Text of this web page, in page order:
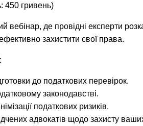
450 гривень)
вебінар, де провідні експерти
захистити свої права.
до податкових перевірок.
законодавстві.
податкових ризиків.
адвокатів щодо захисту